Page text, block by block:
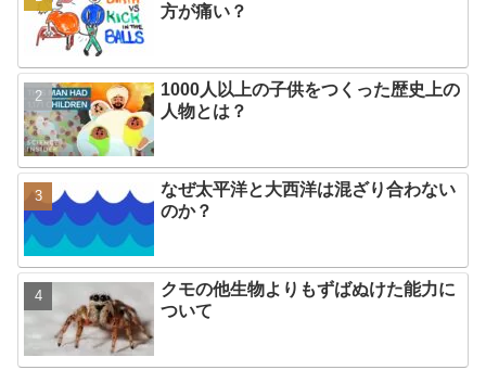
方が痛い？
1000人以上の子供をつくった歴史上の
人物とは？
なぜ太平洋と大西洋は混ざり合わない
のか？
クモの他生物よりもずばぬけた能力に
ついて